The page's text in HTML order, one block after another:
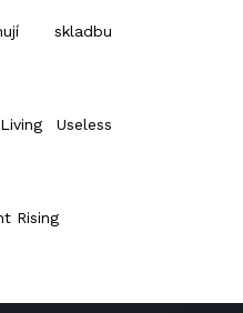
skladbu
Useless
Rising